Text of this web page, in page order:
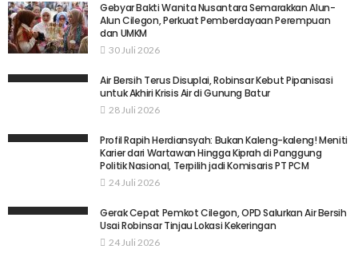
Gebyar Bakti Wanita Nusantara Semarakkan Alun-
Alun Cilegon, Perkuat Pemberdayaan Perempuan
dan UMKM
30 Juli 2026
Air Bersih Terus Disuplai, Robinsar Kebut Pipanisasi
untuk Akhiri Krisis Air di Gunung Batur
28 Juli 2026
Profil Rapih Herdiansyah: Bukan Kaleng-kaleng! Meniti
Karier dari Wartawan Hingga Kiprah di Panggung
Politik Nasional, Terpilih jadi Komisaris PT PCM
24 Juli 2026
Gerak Cepat Pemkot Cilegon, OPD Salurkan Air Bersih
Usai Robinsar Tinjau Lokasi Kekeringan
24 Juli 2026